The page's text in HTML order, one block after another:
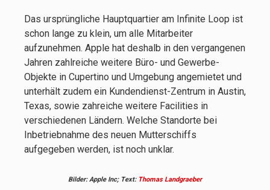
Das ursprüngliche Hauptquartier am Infinite Loop ist
schon lange zu klein, um alle Mitarbeiter
aufzunehmen. Apple hat deshalb in den vergangenen
Jahren zahlreiche weitere Büro- und Gewerbe-
Objekte in Cupertino und Umgebung angemietet und
unterhält zudem ein Kundendienst-Zentrum in Austin,
Texas, sowie zahreiche weitere Facilities in
verschiedenen Ländern. Welche Standorte bei
Inbetriebnahme des neuen Mutterschiffs
aufgegeben werden, ist noch unklar.
Bilder: Apple Inc; Text: Thomas Landgraeber